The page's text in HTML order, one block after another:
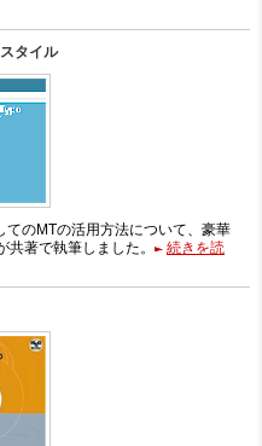
タイル
てのMTの活用方法について、豪華
著で執筆しました。
続きを読